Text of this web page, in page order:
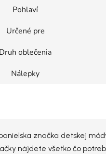
Pohlaví
Určené pre
Druh oblečenia
Nálepky
značka detskej
nájdete všetko čo